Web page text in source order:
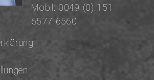
Mobil: 0049 (0) 151
6577 6560